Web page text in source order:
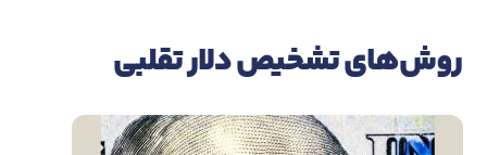
contentروش‌های تشخیص دلار تقلبی